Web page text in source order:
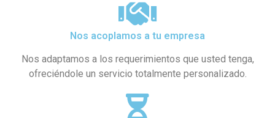
Nos acoplamos a tu empresa
Nos adaptamos a los requerimientos que usted tenga,
ofreciéndole un servicio totalmente personalizado.